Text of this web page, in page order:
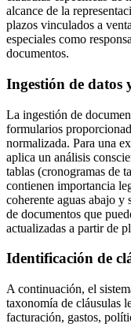
alcance de la
plazos vinculados a
especiales como
documentos.
Ingestión de datos
La ingestión de
formularios
normalizada. Para una
aplica un análisis
tablas (cronogramas de
contienen importancia
coherente aguas abajo y
de documentos que
actualizadas a partir de
Identificación de
A continuación, el
taxonomía de cláusulas
facturación, gastos,